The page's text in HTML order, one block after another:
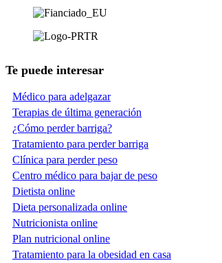
Te puede interesar
Médico para adelgazar
Terapias de última generación
¿Cómo perder barriga?
Tratamiento para perder barriga
Clínica para perder peso
Centro médico para bajar de peso
Dietista online
Dieta personalizada online
Nutricionista online
Plan nutricional online
Tratamiento para la obesidad en casa